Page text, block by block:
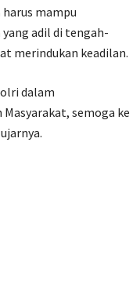
mampu
adil di tengah-
merindukan keadilan.
dalam
semoga ke